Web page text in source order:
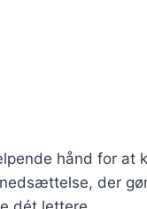
hånd for
der